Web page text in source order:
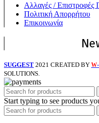
Αλλαγές / Επιστροφές
Πολιτική Απορρήτου
Επικοινωνία
SUGGEST 2021 CREATED BY W
SOLUTIONS.
Start typing to see products